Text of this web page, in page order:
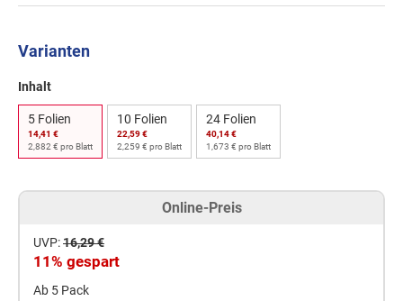
Varianten
Inhalt
5 Folien
14,41 €
2,882 € pro Blatt
10 Folien
22,59 €
2,259 € pro Blatt
24 Folien
40,14 €
1,673 € pro Blatt
Online-Preis
UVP:16,29 €
11% gespart
Ab 5 Pack